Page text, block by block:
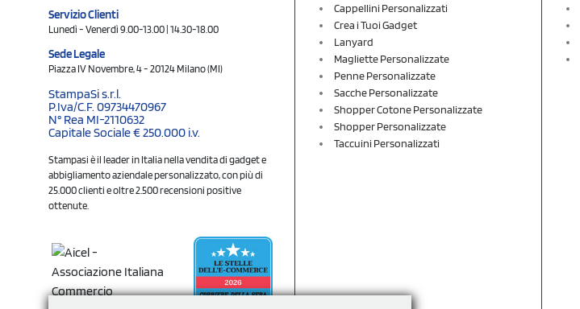
Servizio Clienti
Lunedì - Venerdì 9.00-13.00 | 14.30-18.00
Sede Legale
Piazza IV Novembre, 4 - 20124 Milano (MI)
StampaSi s.r.l.
P.Iva/C.F. 09734470967
N° Rea MI-2110632
Capitale Sociale € 250.000 i.v.
Stampasi è il leader in Italia nella vendita di gadget e
abbigliamento aziendale personalizzato, con più di
25.000 clienti e oltre 2.500 recensioni positive
ottenute.
Cappellini Personalizzati
Crea i Tuoi Gadget
Lanyard
Magliette Personalizzate
Penne Personalizzate
Sacche Personalizzate
Shopper Cotone Personalizzate
Shopper Personalizzate
Taccuini Personalizzati